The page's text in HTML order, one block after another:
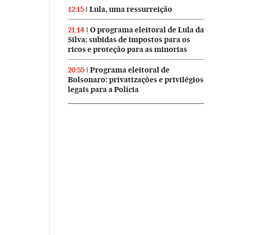
12:15 Lula, uma ressurreição
21:14
O programa eleitoral de Lula da
Silva: subidas de impostos para os
ricos e proteção para as minorias
20:55
Programa eleitoral de
Bolsonaro: privatizações e privilégios
legais para a Polícia